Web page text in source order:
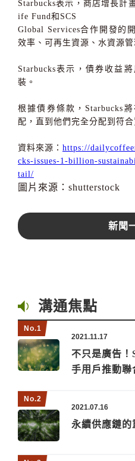
Starbucks表示，商店增長計
ife Fund和 SCS
Global Services合作開發的
效率、可再生資源、水資源管
Starbucks表示，債券收益
裝。
根據債券條款， Starbucks
配，直到他們完全分配到符合
資料來源： https://
cks-issues-1-billion-
tail/
圖片來源：shutterstock
新聞
溝通焦點
2021.11.17
不只是廣告！
手用戶推動聯
2021.07.16
永續供應鏈